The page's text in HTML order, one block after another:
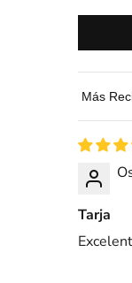
Sort by
Tarja